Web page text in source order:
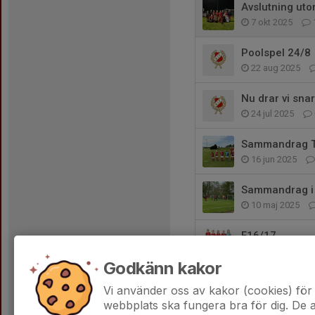
Avslutning
7 okt 2025
Poolspel 24/8
22 aug 2025
Nu drar vi
24 jul 2025
Sammandrag
16 jun 2025
Sammandrag
10 maj 2025
F16/17
30 mar 2025
Godkänn kakor
Vi använder oss av kakor (cookies)
webbplats ska fungera bra för dig. De